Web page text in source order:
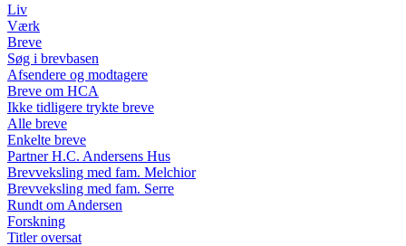
Liv
Værk
Breve
Søg i brevbasen
Afsendere og modtagere
Breve om HCA
Ikke tidligere trykte breve
Alle breve
Enkelte breve
Partner H.C. Andersens Hus
Brevveksling med fam. Melchior
Brevveksling med fam. Serre
Rundt om Andersen
Forskning
Titler oversat